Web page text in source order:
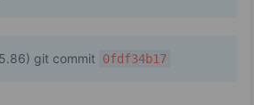
git commit 0fdf34b17